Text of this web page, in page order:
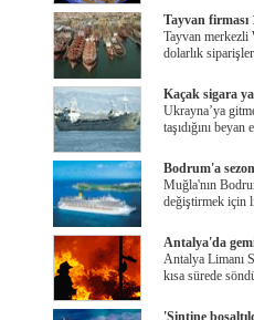
Tayvan
Tayvan merkezli
dolarlık
Kaçak sigara
Ukrayna’ya
taşıdığını
Bodrum'a
Muğla'nın
değiştirmek için
Antalya'da
Antalya Limanı
kısa sürede
'Sintine